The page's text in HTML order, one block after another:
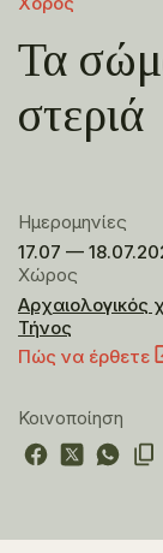
Τα
στεριά
Ημερομηνίες
17.07 —
Χώρος
Αρχαιολογικός
Τήνος
Πώς να έρθετε
Κοινοποίηση